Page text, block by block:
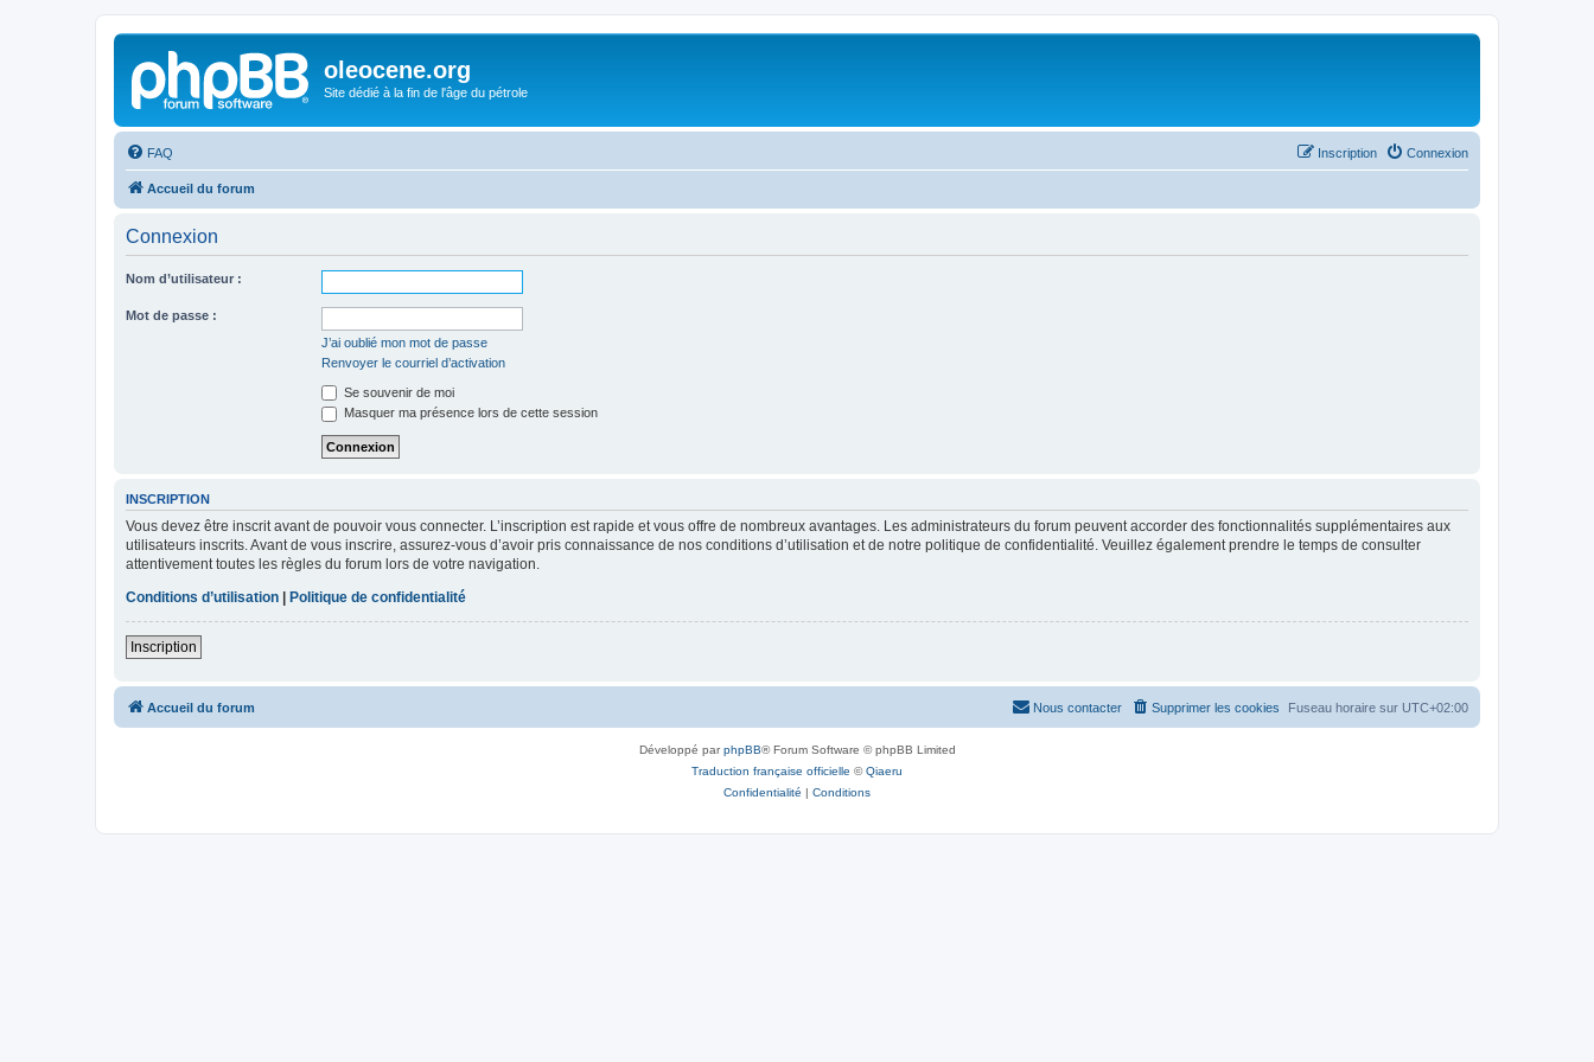
oleocene.org
Site dédié à la fin de l'âge du pétrole
FAQ Connexion
Inscription
Accueil du forum
Connexion
Nom d’utilisateur :
Mot de passe :
J’ai oublié mon mot de passe
Renvoyer le courriel d’activation
Se souvenir de moi
Masquer ma présence lors de cette session
INSCRIPTION
Vous devez être inscrit avant de pouvoir vous connecter. L’inscription est rapide et vous offre de nombreux avantages. Les administrateurs du forum peuvent accorder des fonctionnalités supplémentaires aux
utilisateurs inscrits. Avant de vous inscrire, assurez-vous d’avoir pris connaissance de nos conditions d’utilisation et de notre politique de confidentialité. Veuillez également prendre le temps de consulter
attentivement toutes les règles du forum lors de votre navigation.
Conditions d’utilisation
Politique de confidentialité
Inscription
Accueil du forum Fuseau horaire sur UTC+02:00
Supprimer les cookies
Nous contacter
Développé parphpBB® Forum Software © phpBB Limited
Traduction française officielle ©Qiaeru
Confidentialité | Conditions